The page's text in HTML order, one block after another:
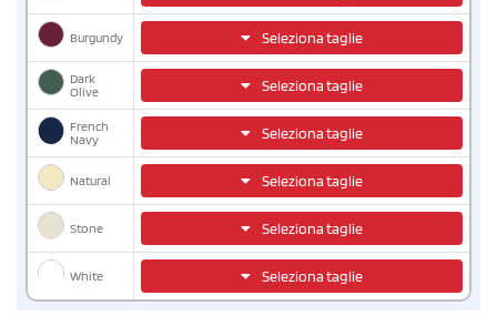
Burgundy Seleziona taglie
Dark
Olive
Seleziona taglie
French
Navy
Seleziona taglie
Natural Seleziona taglie
Stone Seleziona taglie
White Seleziona taglie